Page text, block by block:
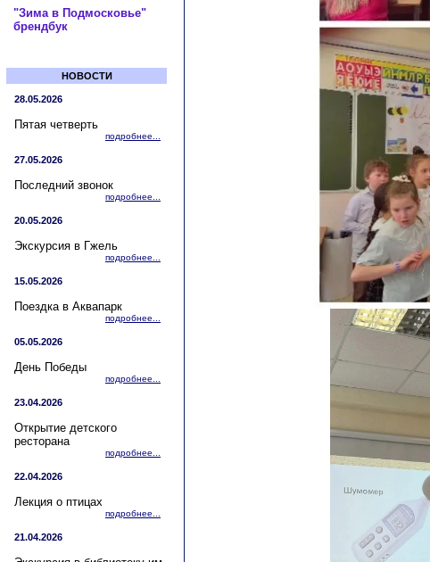
"Зима в Подмосковье"
брендбук
НОВОСТИ
28.05.2026
Пятая четверть
подробнее...
27.05.2026
Последний звонок
подробнее...
20.05.2026
Экскурсия в Гжель
подробнее...
15.05.2026
Поездка в Аквапарк
подробнее...
05.05.2026
День Победы
подробнее...
23.04.2026
Открытие детского
ресторана
подробнее...
22.04.2026
Лекция о птицах
подробнее...
21.04.2026